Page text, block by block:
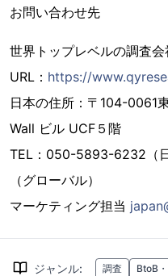
お問い合わせ先
世界トップレベルの調査会
URL： https://
日本の住所：〒104-0061
Wall ビル UCF５階
TEL：050-5893-6232（
（グローバル）
マーケティング担当
ジャンル: 調査 BtoB